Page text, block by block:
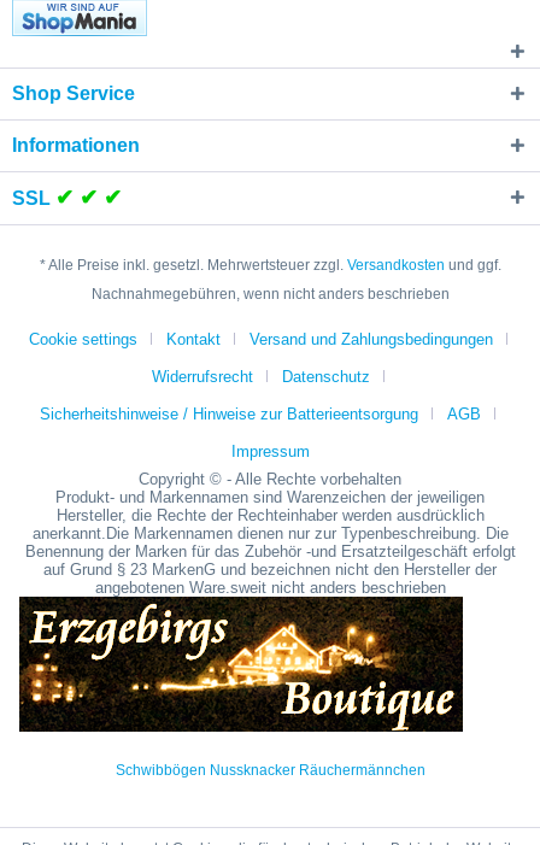
Shop Service
Informationen
SSL ✔ ✔ ✔
* Alle Preise inkl. gesetzl. Mehrwertsteuer zzgl. Versandkosten und ggf.
Nachnahmegebühren, wenn nicht anders beschrieben
Cookie settings Kontakt Versand und Zahlungsbedingungen
Widerrufsrecht Datenschutz
Sicherheitshinweise / Hinweise zur Batterieentsorgung AGB
Impressum
Copyright © - Alle Rechte vorbehalten
Produkt- und Markennamen sind Warenzeichen der jeweiligen
Hersteller, die Rechte der Rechteinhaber werden ausdrücklich
anerkannt.Die Markennamen dienen nur zur Typenbeschreibung. Die
Benennung der Marken für das Zubehör -und Ersatzteilgeschäft erfolgt
auf Grund § 23 MarkenG und bezeichnen nicht den Hersteller der
angebotenen Ware.sweit nicht anders beschrieben
Schwibbögen Nussknacker Räuchermännchen